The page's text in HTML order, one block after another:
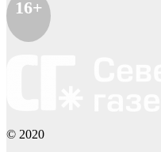
16+
© 2020